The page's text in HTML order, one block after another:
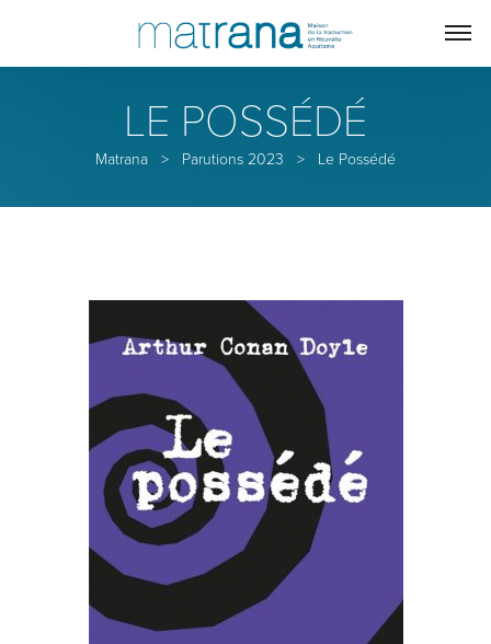
LE POSSÉDÉ
Matrana > Parutions 2023 > Le Possédé